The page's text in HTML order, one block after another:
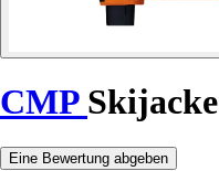
CMP Skijacke
Eine Bewertung abgeben